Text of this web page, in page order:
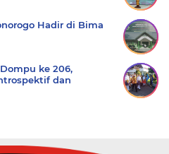
Hadir di Bima
ke 206,
dan